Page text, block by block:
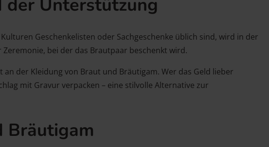
der Unterstützung
Geschenkelisten oder Sachgeschenke üblich sind, wird in der
bei der das Brautpaar beschenkt wird.
der Kleidung von Braut und Bräutigam. Wer das Geld lieber
mit Gravur verpacken – eine stilvolle Alternative zur
Bräutigam